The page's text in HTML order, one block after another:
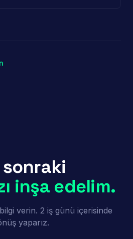
inşa edelim.
bilgi verin. 2 iş günü içerisinde
yaparız.